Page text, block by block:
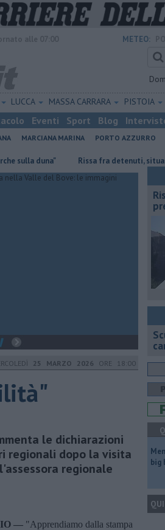
METEO:
LUCCA MASSA CARRARA PISTOIA
Eventi Sport Blog
MARCIANA MARINA PORTO AZZURRO
duna" Rissa fra detenuti, situazione
25 MARZO 2026 ORE 18:00
le dichiarazioni
regionali dopo la visita
regionale
— "Apprendiamo dalla stampa
big
QUI